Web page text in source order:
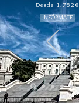
Desde 1.782€
INFÓRMATE